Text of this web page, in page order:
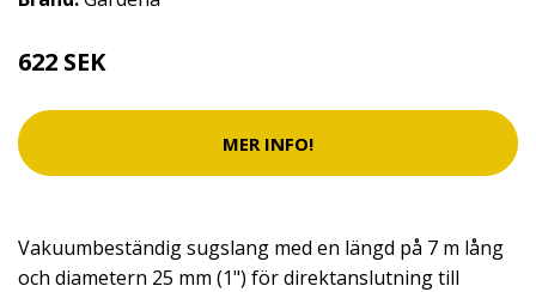
622 SEK
MER INFO!
Vakuumbeständig sugslang med en längd på 7 m lång
och diametern 25 mm (1") för direktanslutning till